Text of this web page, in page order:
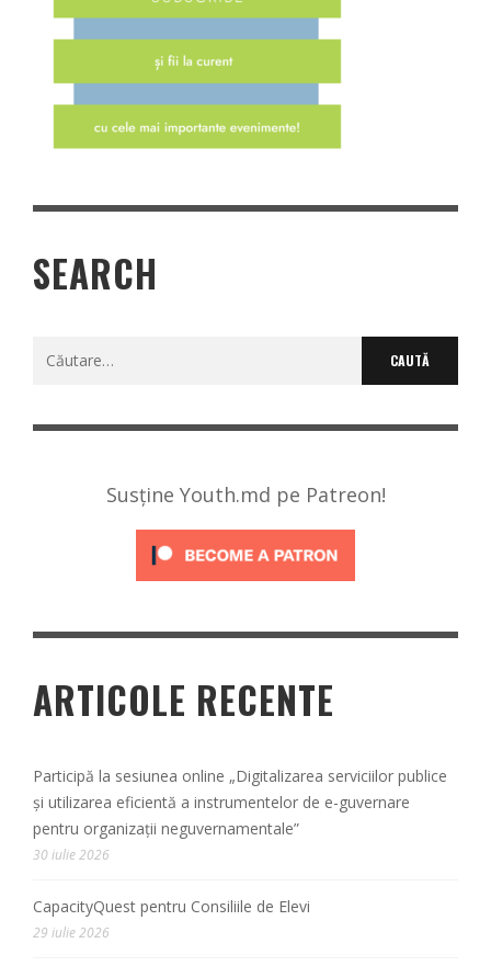
SEARCH
Caută
Susține Youth.md pe Patreon!
ARTICOLE RECENTE
Participă la sesiunea online „Digitalizarea serviciilor publice
și utilizarea eficientă a instrumentelor de e-guvernare
pentru organizații neguvernamentale”
30 iulie 2026
CapacityQuest pentru Consiliile de Elevi
29 iulie 2026